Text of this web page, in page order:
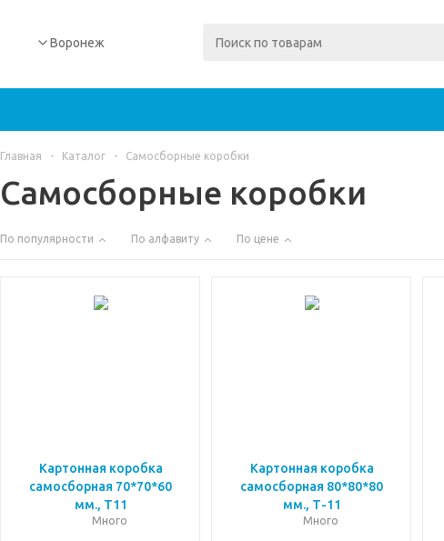
Воронеж
Главная - Каталог - Самосборные коробки
Самосборные коробки
По популярности По алфавиту По цене
Картонная коробка
самосборная 70*70*60
мм., Т11
Много
Картонная коробка
самосборная 80*80*80
мм., Т-11
Много